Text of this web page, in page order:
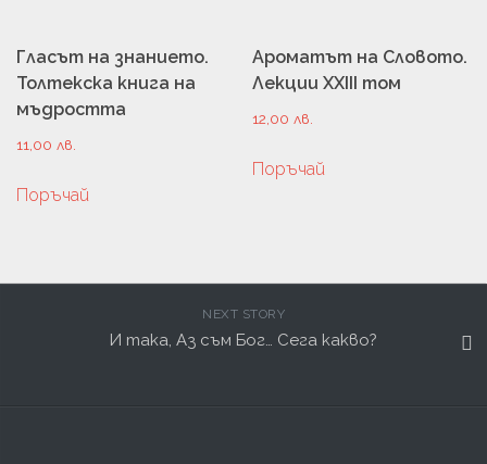
Гласът на знанието.
Толтекска книга на
мъдростта
11,00 лв.
Поръчай
Ароматът на Словото.
Лекции XXIII том
12,00 лв.
Поръчай
NEXT STORY
И така, Аз съм Бог… Сега какво?